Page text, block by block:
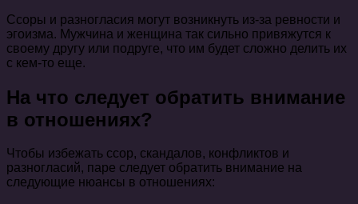
Ссоры и разногласия могут возникнуть из-за ревности и
эгоизма. Мужчина и женщина так сильно привяжутся к
своему другу или подруге, что им будет сложно делить их
с кем-то еще.
На что следует обратить внимание
в отношениях?
Чтобы избежать ссор, скандалов, конфликтов и
разногласий, паре следует обратить внимание на
следующие нюансы в отношениях: